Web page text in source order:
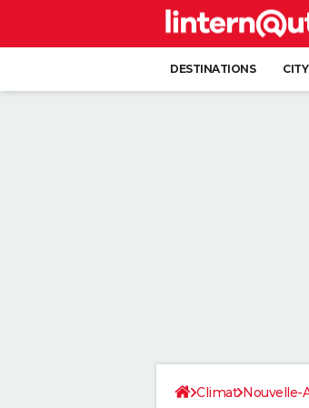
DESTINATIONS
Climat Nouvelle-